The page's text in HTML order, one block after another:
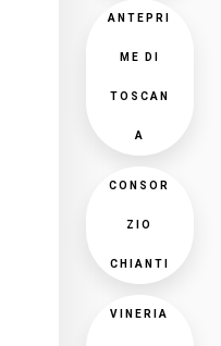
ANTEPRI
ME DI
TOSCAN
A
CONSOR
ZIO
CHIANTI
VINERIA